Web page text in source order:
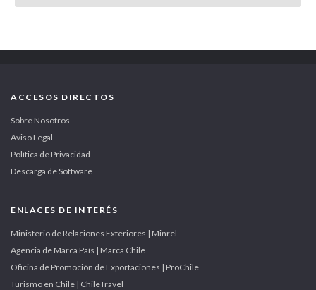
ACCESOS DIRECTOS
Sobre Nosotros
Aviso Legal
Política de Privacidad
Descarga de Software
ENLACES DE INTERÉS
Ministerio de Relaciones Exteriores | Minrel
Agencia de Marca País | Marca Chile
Oficina de Promoción de Exportaciones | ProChile
Turismo en Chile | ChileTravel